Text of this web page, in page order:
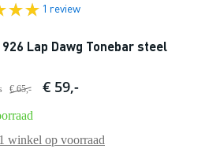
1 review
926 Lap Dawg Tonebar steel
€ 65,- € 59,-
1 winkel op voorraad